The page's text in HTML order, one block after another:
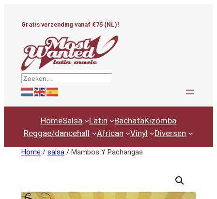
Gratis verzending vanaf €75 (NL)!
Zoeken
HomeSalsa Latin BachataKizomba
Reggae/dancehall
African Vinyl Diversen
Home / salsa/ Mambos Y Pachangas